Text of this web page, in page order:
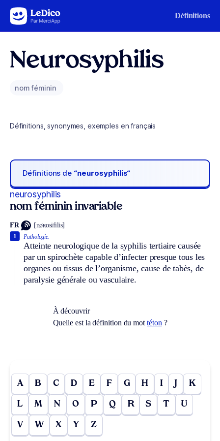
Aller au contenu Définitions
Neurosyphilis
nom féminin
Définitions, synonymes, exemples en français
Définitions de “neurosyphilis“
neurosyphilis
nom féminin invariable
FR [nøʀosifilis]
Pathologie.
Atteinte neurologique de la syphilis tertiaire causée
par un spirochète capable d’infecter presque tous les
organes ou tissus de l’organisme, cause de tabès, de
paralysie générale ou vasculaire.
1
À découvrir
Quelle est la définition du mot téton ?
A B C D E F G H I J K
L M N O P Q R S T U
V W X Y Z